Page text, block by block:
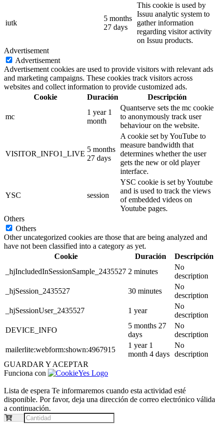
iutk
5 months
27 days
This cookie is used by
Issuu analytic system to
gather information
regarding visitor activity
on Issuu products.
Advertisement
Advertisement
Advertisement cookies are used to provide visitors with relevant ads
and marketing campaigns. These cookies track visitors across
websites and collect information to provide customized ads.
Cookie
Duración Descripción
mc
1 year 1
month
Quantserve sets the mc cookie
to anonymously track user
behaviour on the website.
VISITOR_INFO1_LIVE
5 months
27 days
A cookie set by YouTube to
measure bandwidth that
determines whether the user
gets the new or old player
interface.
YSC session
YSC cookie is set by Youtube
and is used to track the views
of embedded videos on
Youtube pages.
Others
Others
Other uncategorized cookies are those that are being analyzed and
have not been classified into a category as yet.
Cookie
Duración
Descripción
_hjIncludedInSessionSample_2435527 2 minutes
No
description
_hjSession_2435527
30 minutes
No
description
_hjSessionUser_2435527
1 year
No
description
DEVICE_INFO
5 months 27
days
No
description
mailerlite:webform:shown:4967915
1 year 1
month 4 days
No
description
GUARDAR Y ACEPTAR
Funciona con
Lista de espera Te informaremos cuando esta actividad esté
disponible. Por favor, deja una dirección de correo electrónico válida
a continuación.